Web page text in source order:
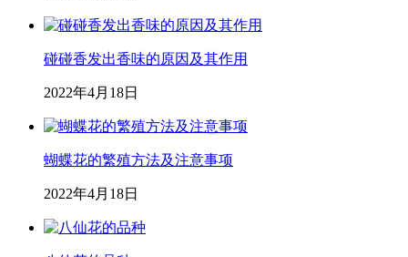
碰碰香发出香味的原因及其作用
2022年4月18日
蝴蝶花的繁殖方法及注意事项
2022年4月18日